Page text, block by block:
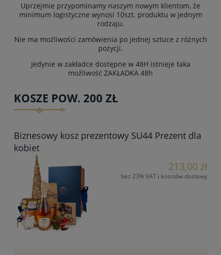
Uprzejmie przypominamy naszym nowym klientom, że
minimum logistyczne wynosi 10szt. produktu w jednym
rodzaju.
Nie ma możliwości zamówienia po jednej sztuce z różnych
pozycji.
Jedynie w zakładce dostępne w 48H istnieje taka
możliwość ZAKŁADKA 48h
KOSZE POW. 200 ZŁ
Biznesowy kosz prezentowy SU44 Prezent dla
kobiet
213,00 zł
bez 23% VAT i kosztów dostawy